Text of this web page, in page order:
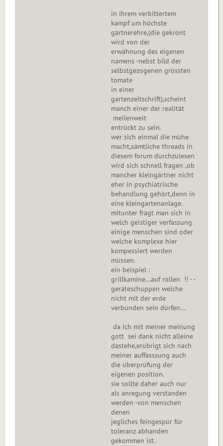
in ihrem verbittertem
kampf um höchste
gärtnerehre,(die gekrönt
wird von der
erwähnung des eigenen
namens -nebst bild der
selbstgezogenen grössten
tomate
in einer
gartenzeitschrift),scheint
manch einer der realität
meilenweit
entrückt zu sein.
wer sich einmal die mühe
macht,sämtliche threads in
diesem forum durchzulesen
wird sich schnell fragen ,ob
mancher kleingärtner nicht
eher in psychiatrische
behandlung gehört,denn in
eine kleingartenanlage.
mitunter fragt man sich in
welch geistiger verfassung
einige menschen sind oder
welche komplexe hier
kompessiert werden
müssen.
ein beispiel :
grillkamine...auf rollen !! - -
geräteschuppen welche
nicht mit der erde
verbunden sein dürfen...
da ich mit meiner meinung
gott sei dank nicht alleine
dastehe,erübrigt sich nach
meiner auffasssung auch
die überprüfung der
eigenen position.
sie sollte daher auch nur
als anregung verstanden
werden -von menschen
denen
jegliches feingespür für
toleranz abhanden
gekommen ist.